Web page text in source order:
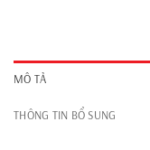
MÔ TẢ
THÔNG TIN BỔ SUNG